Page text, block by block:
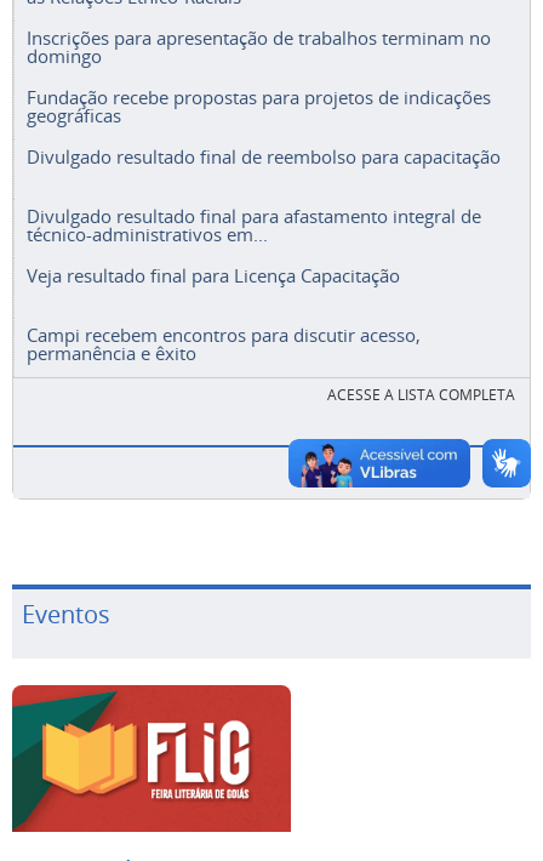
Inscrições para apresentação de trabalhos terminam no
domingo
Fundação recebe propostas para projetos de indicações
geográficas
Divulgado resultado final de reembolso para capacitação
Divulgado resultado final para afastamento integral de
técnico-administrativos em...
Veja resultado final para Licença Capacitação
Campi recebem encontros para discutir acesso,
permanência e êxito
ACESSE A LISTA COMPLETA
Eventos